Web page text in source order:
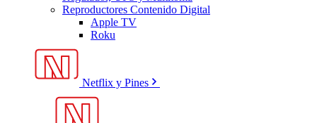
Reproductores Contenido Digital
Apple TV
Roku
Netflix y Pines